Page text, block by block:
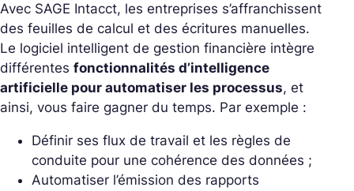
Avec SAGE Intacct, les entreprises s’affranchissent
des feuilles de calcul et des écritures manuelles.
Le logiciel intelligent de gestion financière intègre
différentes fonctionnalités d’intelligence
artificielle pour automatiser les processus, et
ainsi, vous faire gagner du temps. Par exemple :
Définir ses flux de travail et les règles de
conduite pour une cohérence des données ;
Automatiser l’émission des rapports